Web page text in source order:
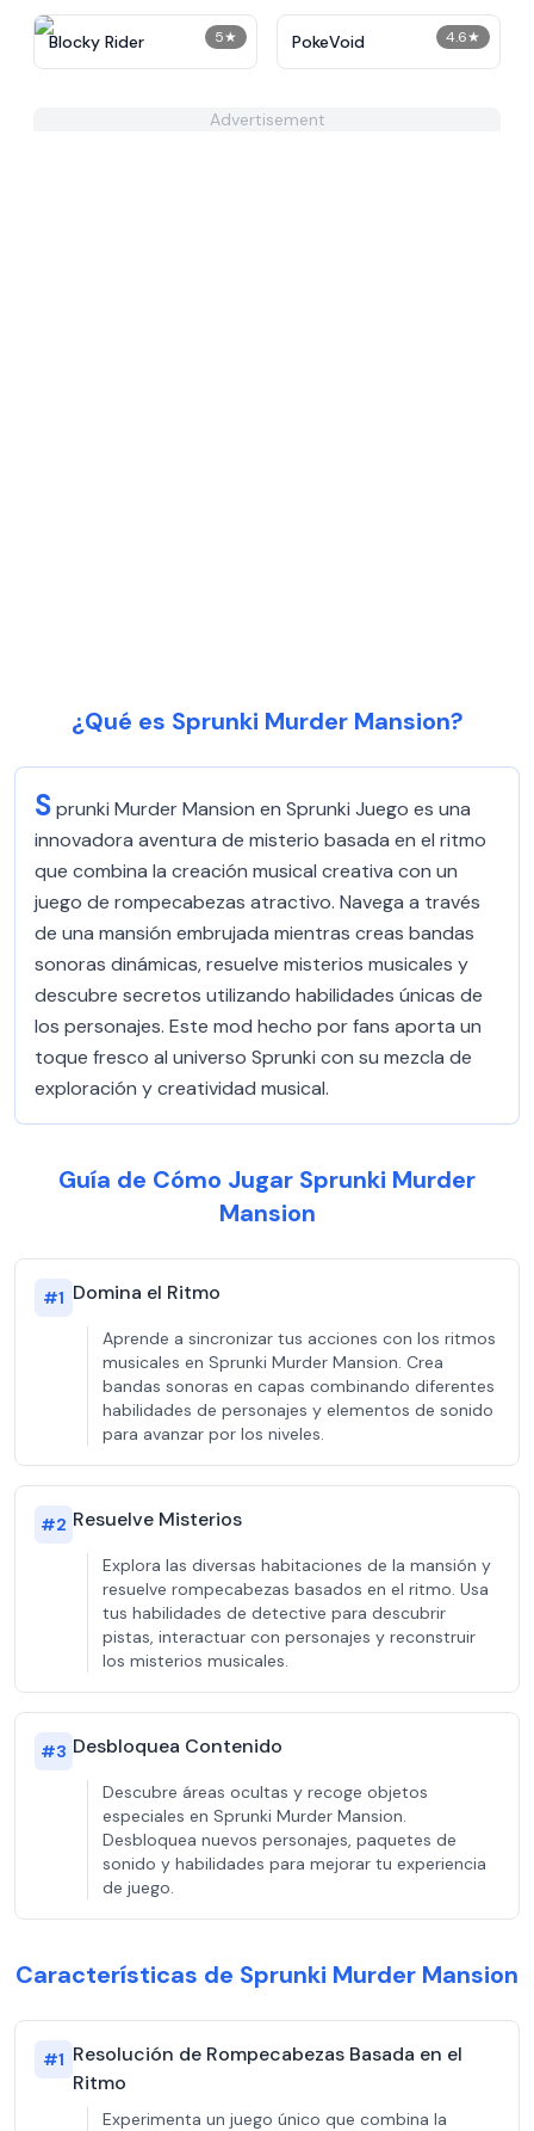
5★
Blocky Rider 4.6★
PokeVoid​
Advertisement
¿Qué es Sprunki Murder Mansion?
Sprunki Murder Mansion en Sprunki Juego es una
innovadora aventura de misterio basada en el ritmo
que combina la creación musical creativa con un
juego de rompecabezas atractivo. Navega a través
de una mansión embrujada mientras creas bandas
sonoras dinámicas, resuelve misterios musicales y
descubre secretos utilizando habilidades únicas de
los personajes. Este mod hecho por fans aporta un
toque fresco al universo Sprunki con su mezcla de
exploración y creatividad musical.
Guía de Cómo Jugar Sprunki Murder
Mansion
#1 Domina el Ritmo
Aprende a sincronizar tus acciones con los ritmos
musicales en Sprunki Murder Mansion. Crea
bandas sonoras en capas combinando diferentes
habilidades de personajes y elementos de sonido
para avanzar por los niveles.
#2 Resuelve Misterios
Explora las diversas habitaciones de la mansión y
resuelve rompecabezas basados en el ritmo. Usa
tus habilidades de detective para descubrir
pistas, interactuar con personajes y reconstruir
los misterios musicales.
#3 Desbloquea Contenido
Descubre áreas ocultas y recoge objetos
especiales en Sprunki Murder Mansion.
Desbloquea nuevos personajes, paquetes de
sonido y habilidades para mejorar tu experiencia
de juego.
Características de Sprunki Murder Mansion
#1 Resolución de Rompecabezas Basada en el
Ritmo
Experimenta un juego único que combina la